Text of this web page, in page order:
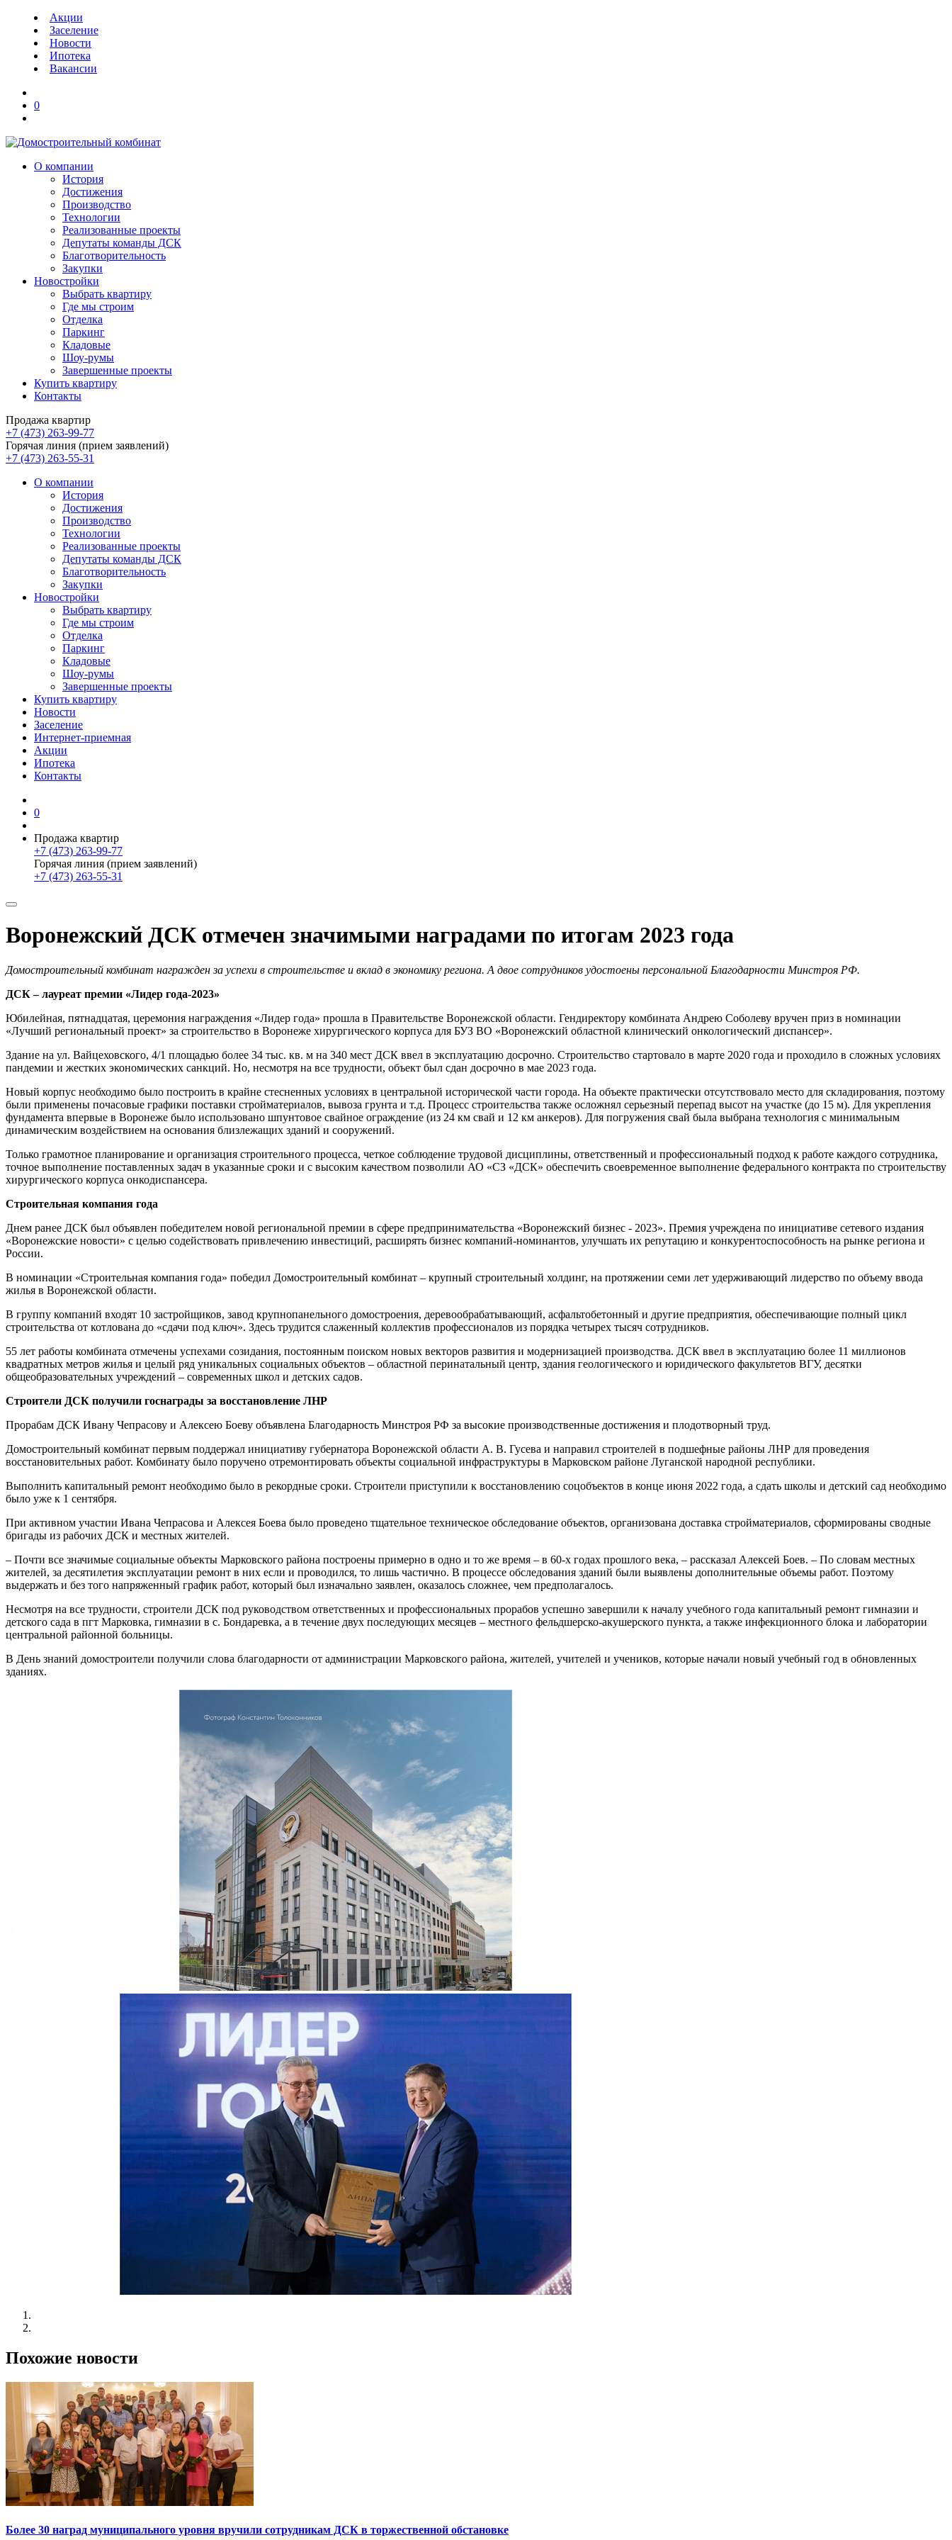
Акции
Заселение
Новости
Ипотека
Вакансии
0
О компании
История
Достижения
Производство
Технологии
Реализованные проекты
Депутаты команды ДСК
Благотворительность
Закупки
Новостройки
Выбрать квартиру
Где мы строим
Отделка
Паркинг
Кладовые
Шоу-румы
Завершенные проекты
Купить квартиру
Контакты
Продажа квартир
+7 (473) 263-99-77
Горячая линия (прием заявлений)
+7 (473) 263-55-31
О компании
История
Достижения
Производство
Технологии
Реализованные проекты
Депутаты команды ДСК
Благотворительность
Закупки
Новостройки
Выбрать квартиру
Где мы строим
Отделка
Паркинг
Кладовые
Шоу-румы
Завершенные проекты
Купить квартиру
Новости
Заселение
Интернет-приемная
Акции
Ипотека
Контакты
0
Продажа квартир
+7 (473) 263-99-77
Горячая линия (прием заявлений)
+7 (473) 263-55-31
Воронежский ДСК отмечен значимыми наградами по итогам 2023 года
Домостроительный комбинат награжден за успехи в строительстве и вклад в экономику региона. А двое сотрудников удостоены персональной Благодарности Минстроя РФ.
ДСК – лауреат премии «Лидер года-2023»
Юбилейная, пятнадцатая, церемония награждения «Лидер года» прошла в Правительстве Воронежской области. Гендиректору комбината Андрею Соболеву вручен приз в номинации
«Лучший региональный проект» за строительство в Воронеже хирургического корпуса для БУЗ ВО «Воронежский областной клинический онкологический диспансер».
Здание на ул. Вайцеховского, 4/1 площадью более 34 тыс. кв. м на 340 мест ДСК ввел в эксплуатацию досрочно. Строительство стартовало в марте 2020 года и проходило в сложных условиях
пандемии и жестких экономических санкций. Но, несмотря на все трудности, объект был сдан досрочно в мае 2023 года.
Новый корпус необходимо было построить в крайне стесненных условиях в центральной исторической части города. На объекте практически отсутствовало место для складирования, поэтому
были применены почасовые графики поставки стройматериалов, вывоза грунта и т.д. Процесс строительства также осложнял серьезный перепад высот на участке (до 15 м). Для укрепления
фундамента впервые в Воронеже было использовано шпунтовое свайное ограждение (из 24 км свай и 12 км анкеров). Для погружения свай была выбрана технология с минимальным
динамическим воздействием на основания близлежащих зданий и сооружений.
Только грамотное планирование и организация строительного процесса, четкое соблюдение трудовой дисциплины, ответственный и профессиональный подход к работе каждого сотрудника,
точное выполнение поставленных задач в указанные сроки и с высоким качеством позволили АО «СЗ «ДСК» обеспечить своевременное выполнение федерального контракта по строительству
хирургического корпуса онкодиспансера.
Строительная компания года
Днем ранее ДСК был объявлен победителем новой региональной премии в сфере предпринимательства «Воронежский бизнес - 2023». Премия учреждена по инициативе сетевого издания
«Воронежские новости» с целью содействовать привлечению инвестиций, расширять бизнес компаний-номинантов, улучшать их репутацию и конкурентоспособность на рынке региона и
России.
В номинации «Строительная компания года» победил Домостроительный комбинат – крупный строительный холдинг, на протяжении семи лет удерживающий лидерство по объему ввода
жилья в Воронежской области.
В группу компаний входят 10 застройщиков, завод крупнопанельного домостроения, деревообрабатывающий, асфальтобетонный и другие предприятия, обеспечивающие полный цикл
строительства от котлована до «сдачи под ключ». Здесь трудится слаженный коллектив профессионалов из порядка четырех тысяч сотрудников.
55 лет работы комбината отмечены успехами созидания, постоянным поиском новых векторов развития и модернизацией производства. ДСК ввел в эксплуатацию более 11 миллионов
квадратных метров жилья и целый ряд уникальных социальных объектов – областной перинатальный центр, здания геологического и юридического факультетов ВГУ, десятки
общеобразовательных учреждений – современных школ и детских садов.
Строители ДСК получили госнаграды за восстановление ЛНР
Прорабам ДСК Ивану Чепрасову и Алексею Боеву объявлена Благодарность Минстроя РФ за высокие производственные достижения и плодотворный труд.
Домостроительный комбинат первым поддержал инициативу губернатора Воронежской области А. В. Гусева и направил строителей в подшефные районы ЛНР для проведения
восстановительных работ. Комбинату было поручено отремонтировать объекты социальной инфраструктуры в Марковском районе Луганской народной республики.
Выполнить капитальный ремонт необходимо было в рекордные сроки. Строители приступили к восстановлению соцобъектов в конце июня 2022 года, а сдать школы и детский сад необходимо
было уже к 1 сентября.
При активном участии Ивана Чепрасова и Алексея Боева было проведено тщательное техническое обследование объектов, организована доставка стройматериалов, сформированы сводные
бригады из рабочих ДСК и местных жителей.
– Почти все значимые социальные объекты Марковского района построены примерно в одно и то же время – в 60-х годах прошлого века, – рассказал Алексей Боев. – По словам местных
жителей, за десятилетия эксплуатации ремонт в них если и проводился, то лишь частично. В процессе обследования зданий были выявлены дополнительные объемы работ. Поэтому
выдержать и без того напряженный график работ, который был изначально заявлен, оказалось сложнее, чем предполагалось.
Несмотря на все трудности, строители ДСК под руководством ответственных и профессиональных прорабов успешно завершили к началу учебного года капитальный ремонт гимназии и
детского сада в пгт Марковка, гимназии в с. Бондаревка, а в течение двух последующих месяцев – местного фельдшерско-акушерского пункта, а также инфекционного блока и лаборатории
центральной районной больницы.
В День знаний домостроители получили слова благодарности от администрации Марковского района, жителей, учителей и учеников, которые начали новый учебный год в обновленных
зданиях.
Похожие новости
Более 30 наград муниципального уровня вручили сотрудникам ДСК в торжественной обстановке